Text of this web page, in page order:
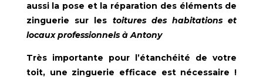
aussi la pose et la réparation des éléments de
zinguerie sur les toitures des habitations et
locaux professionnels à Antony
Très importante pour l’étanchéité de votre
toit, une zinguerie efficace est nécessaire !